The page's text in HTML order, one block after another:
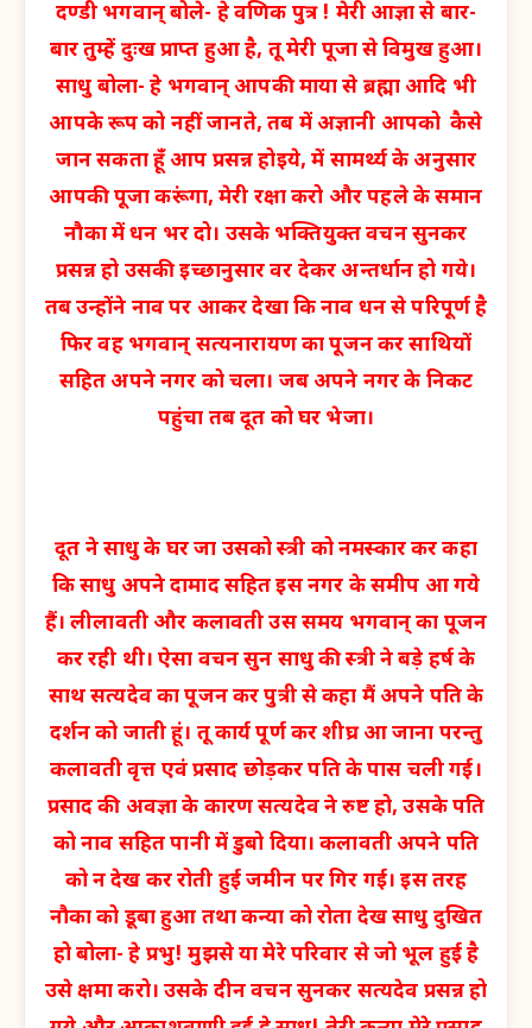
दण्डी भगवान् बोले- हे वणिक पुत्र ! मेरी आज्ञा से बार-
बार तुम्हें दुःख प्राप्त हुआ है, तू मेरी पूजा से विमुख हुआ।
साधु बोला- हे भगवान् आपकी माया से ब्रह्मा आदि भी
आपके रूप को नहीं जानते, तब में अज्ञानी आपको कैसे
जान सकता हूँ आप प्रसन्न होइये, में सामर्थ्य के अनुसार
आपकी पूजा करूंगा, मेरी रक्षा करो और पहले के समान
नौका में धन भर दो। उसके भक्तियुक्त वचन सुनकर
प्रसन्न हो उसकी इच्छानुसार वर देकर अन्तर्धान हो गये।
तब उन्होंने नाव पर आकर देखा कि नाव धन से परिपूर्ण है
फिर वह भगवान् सत्यनारायण का पूजन कर साथियों
सहित अपने नगर को चला। जब अपने नगर के निकट
पहुंचा तब दूत को घर भेजा।
दूत ने साधु के घर जा उसको स्त्री को नमस्कार कर कहा
कि साधु अपने दामाद सहित इस नगर के समीप आ गये
हैं। लीलावती और कलावती उस समय भगवान् का पूजन
कर रही थी। ऐसा वचन सुन साधु की स्त्री ने बड़े हर्ष के
साथ सत्यदेव का पूजन कर पुत्री से कहा मैं अपने पति के
दर्शन को जाती हूं। तू कार्य पूर्ण कर शीघ्र आ जाना परन्तु
कलावती वृत्त एवं प्रसाद छोड़कर पति के पास चली गई।
प्रसाद की अवज्ञा के कारण सत्यदेव ने रुष्ट हो, उसके पति
को नाव सहित पानी में डुबो दिया। कलावती अपने पति
को न देख कर रोती हुई जमीन पर गिर गई। इस तरह
नौका को डूबा हुआ तथा कन्या को रोता देख साधु दुखित
हो बोला- हे प्रभु! मुझसे या मेरे परिवार से जो भूल हुई है
उसे क्षमा करो। उसके दीन वचन सुनकर सत्यदेव प्रसन्न हो